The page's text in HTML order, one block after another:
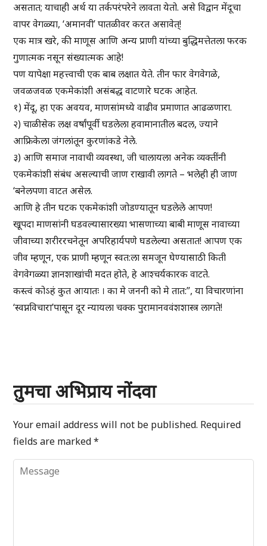
असतात; याचाही अर्थ या तर्कपरंपरेने लावता येतो. असे विद्वान मेंदूचा
वापर वेगळ्या, ‘अमानवी’ पातळीवर करत असावेत्!
एक मात्र खरे, की माणूस आणि अन्य प्राणी यांच्या बुद्धिमत्तेतला फरक
गुणात्मक नसून संख्यात्मक आहे!
पण यापेक्षा महत्त्वाची एक बाब लक्षात येते. तीन फार वेगवेगळे,
जवळजवळ एकमेकांशी असंबद्ध वाटणारे घटक आहेत.
१) मेंदू, हा एक अवयव, माणसांमध्ये वाढीव प्रमाणात आढळणारा.
२) चाळीसेक लक्ष वर्षांपूर्वी घडलेला हवामानातील बदल, ज्याने
आफ्रिकेला जंगलांतून कुरणांकडे नेले.
३) आणि समाज नावाची व्यवस्था, जी चालायला अनेक व्यक्तींनी
एकमेकांशी संबंध असल्याची जाण राखावी लागते – भलेही ही जाण
‘बनेलपणा वाटत असेल.
आणि हे तीन घटक एकमेकांशी जोडण्यातून घडलेले आपण!
खूपदा माणसांनी घडवल्यासारख्या भासणाच्या बाबी माणूस नावाच्या
जीवाच्या शरीररचनेतून अपरिहार्यपणे घडलेल्या असतात! आपण एक
जीव म्हणून, एक प्राणी म्हणून स्वत:ला समजून घेण्यासाठी किती
वेगवेगळ्या ज्ञानशाखांची मदत होते, हे आश्चर्यकारक वाटते.
कस्त्वं कोऽहं कुत आयातः । का मे जननी को मे तात:”, या विचारणांना
‘स्वप्नविचारा’पासून दूर न्यायला चक्क पुरामानववंशशास्त्र लागते!
तुमचा अभिप्राय नोंदवा
Your email address will not be published. Required
fields are marked*